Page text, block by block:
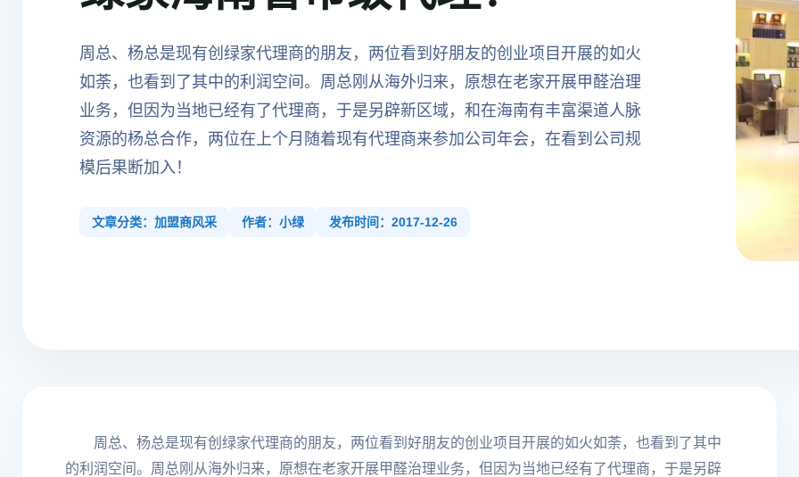
周总、杨总是现有创绿家代理商的朋友，两位看到好朋友的创业项目开展的如火
如荼，也看到了其中的利润空间。周总刚从海外归来，原想在老家开展甲醛治理
业务，但因为当地已经有了代理商，于是另辟新区域，和在海南有丰富渠道人脉
资源的杨总合作，两位在上个月随着现有代理商来参加公司年会，在看到公司规
模后果断加入！
文章分类：加盟商风采 作者：小绿 发布时间：2017-12-26
周总、杨总是现有创绿家代理商的朋友，两位看到好朋友的创业项目开展的如火如荼，也看到了其中
的利润空间。周总刚从海外归来，原想在老家开展甲醛治理业务，但因为当地已经有了代理商，于是另辟